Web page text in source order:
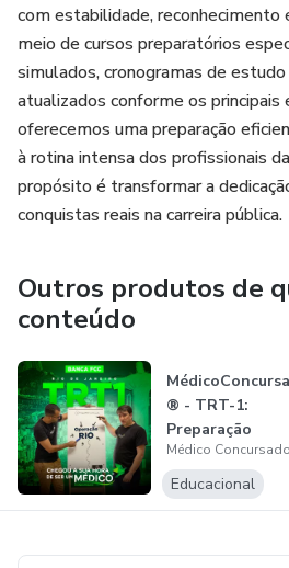
• Guilherme de Oliveira: Bacharel
Faculdade Alfredo Nasser
em Direito Penal (Faculdade de
Criminais (Rede Juris). Aprovado
Militar de Goiás (2013), no CFO/
fase de Delegado de Polícia de
com estabilidade, reconhecimento
meio de cursos preparatórios
simulados, cronogramas de
atualizados conforme os principais
oferecemos uma preparação
à rotina intensa dos profissionais
propósito é transformar a
conquistas reais na carreira pública.
Outros produtos de
conteúdo
® - TRT-1:
Preparação
Completa - Da
Clínica...
Médico Concursado
Educacional